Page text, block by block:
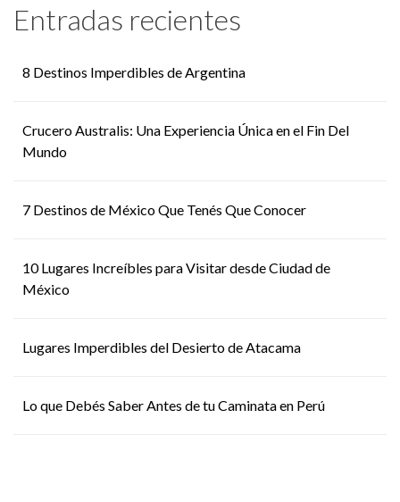
Entradas recientes
8 Destinos Imperdibles de Argentina
Crucero Australis: Una Experiencia Única en el Fin Del
Mundo
7 Destinos de México Que Tenés Que Conocer
10 Lugares Increíbles para Visitar desde Ciudad de
México
Lugares Imperdibles del Desierto de Atacama
Lo que Debés Saber Antes de tu Caminata en Perú